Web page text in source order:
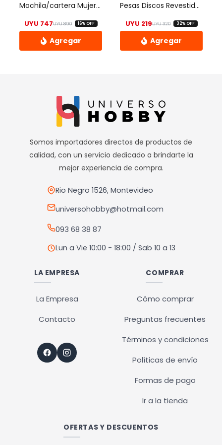
la
página
de
Mochila/cartera Mujer Casual
UYU890El precio original era: UYU 890.
UYU 747 El precio actual es: UYU 747.
16% OFF
Pesas Discos Revestidos Barras Mancuernas Crossfit 5kg
UYU320El precio
UYU 219 El precio actual
32% OFF
Somos importadores directos de productos de
calidad, con un servicio dedicado a brindarte la
mejor experiencia de compra.
Rio Negro 1526, Montevideo
universohobby@hotmail.com
093 68 38 87
Lun a Vie 10:00 - 18:00 / Sab 10 a 13
LA EMPRESA
La Empresa
Contacto
COMPRAR
Cómo comprar
Preguntas frecuentes
Términos y condiciones
Políticas de envío
Formas de pago
Ir a la tienda
OFERTAS Y DESCUENTOS